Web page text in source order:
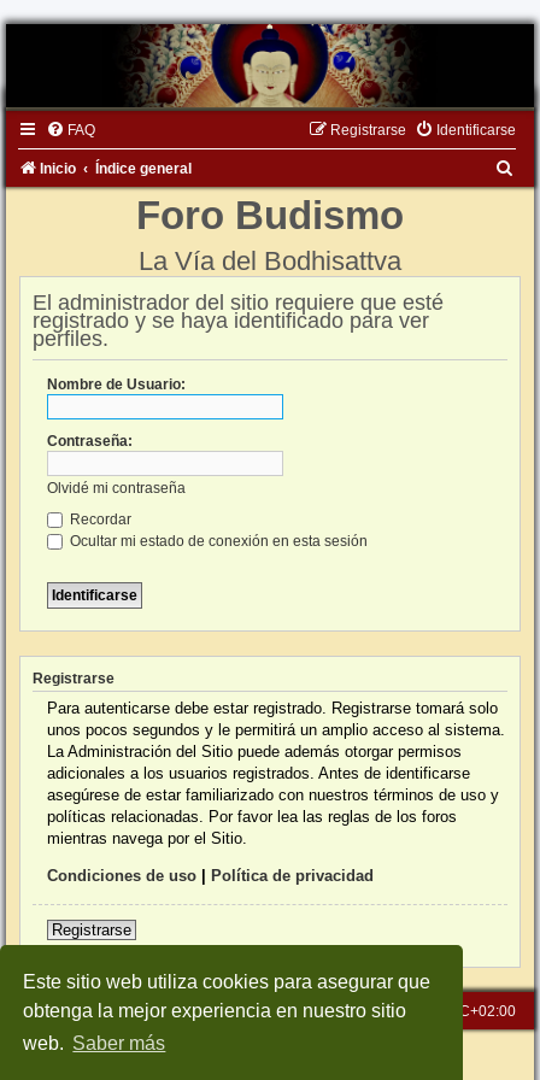
Este sitio web utiliza cookies para asegurar que
obtenga la mejor experiencia en nuestro sitio
web. Saber más
FAQ Identificarse
Registrarse
Inicio Índice general
Foro Budismo
La Vía del Bodhisattva
El administrador del sitio requiere que esté
registrado y se haya identificado para ver
perfiles.
Nombre de Usuario:
Contraseña:
Olvidé mi contraseña
Recordar
Ocultar mi estado de conexión en esta sesión
Registrarse
Para autenticarse debe estar registrado. Registrarse tomará solo
unos pocos segundos y le permitirá un amplio acceso al sistema.
La Administración del Sitio puede además otorgar permisos
adicionales a los usuarios registrados. Antes de identificarse
asegúrese de estar familiarizado con nuestros términos de uso y
políticas relacionadas. Por favor lea las reglas de los foros
mientras navega por el Sitio.
Condiciones de uso Política de privacidad
Registrarse
Inicio Índice general Todos los horarios son UTC+02:00
Desarrollado porphpBB